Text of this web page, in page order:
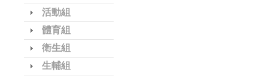
活動組
體育組
衛生組
生輔組